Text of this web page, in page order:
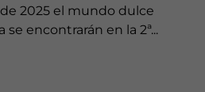
2025 el mundo dulce
encontrarán en la 2ª...